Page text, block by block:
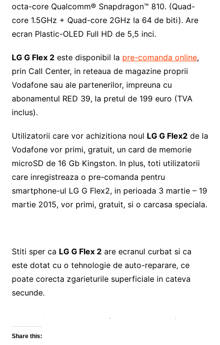
octa-core Qualcomm® Snapdragon™ 810. (Quad-
core 1.5GHz + Quad-core 2GHz la 64 de biti). Are
ecran Plastic-OLED Full HD de 5,5 inci.
LG G Flex 2este disponibil la pre-comanda online,
prin Call Center, in reteaua de magazine proprii
Vodafone sau ale partenerilor, impreuna cu
abonamentul RED 39, la pretul de 199 euro (TVA
inclus).
Utilizatorii care vor achizitiona noul LG G Flex2de la
Vodafone vor primi, gratuit, un card de memorie
microSD de 16 Gb Kingston. In plus, toti utilizatorii
care inregistreaza o pre-comanda pentru
smartphone-ul LG G Flex2, in perioada 3 martie – 19
martie 2015, vor primi, gratuit, si o carcasa speciala.
Stiti sper ca LG G Flex 2are ecranul curbat si ca
este dotat cu o tehnologie de auto-reparare, ce
poate corecta zgarieturile superficiale in cateva
secunde.
Share this: